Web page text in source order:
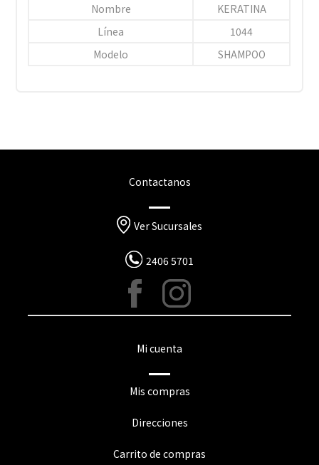
Nombre
KERATINA
Línea
1044
Modelo
SHAMPOO
Contactanos
Ver Sucursales
2406 5701
Mi cuenta
Mis compras
Direcciones
Carrito de compras